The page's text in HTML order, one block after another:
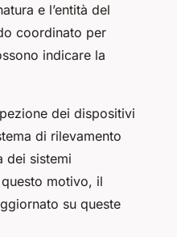
e l’entità del
coordinato per
indicare la
dei dispositivi
di rilevamento
dei sistemi
motivo, il
su queste